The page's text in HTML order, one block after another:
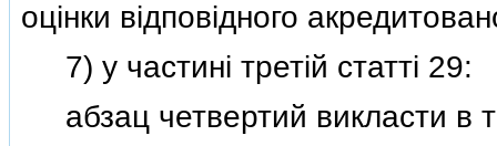
оцiнки вiдповiдного
7) у частинi третiй статтi 29:
абзац четвертий викласти в